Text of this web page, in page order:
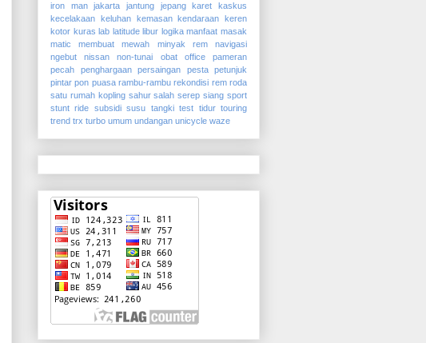
iron man
jakarta jantung jepang karet
kaskus
kecelakaan
keluhan kemasan kendaraan
keren
kotor kuras lab latitude libur logika manfaat masak
matic
membuat mewah minyak rem
navigasi
ngebut
nissan non-tunai obat office
pameran
pecah
penghargaan persaingan pesta
petunjuk
pintar pon puasa rambu-rambu rekondisi rem roda
satu rumah kopling sahur salah serep siang sport
stunt ride subsidi susu tangki test tidur touring
trend trx turbo umum undangan unicycle waze